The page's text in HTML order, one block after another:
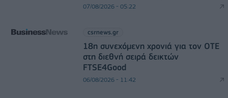
07/08/2026 - 05:22
csrnews.gr
18η συνεχόμενη χρονιά για τον ΟΤΕ
στη διεθνή σειρά δεικτών
FTSE4Good
06/08/2026 - 11:42